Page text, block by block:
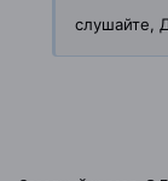
слушайте,